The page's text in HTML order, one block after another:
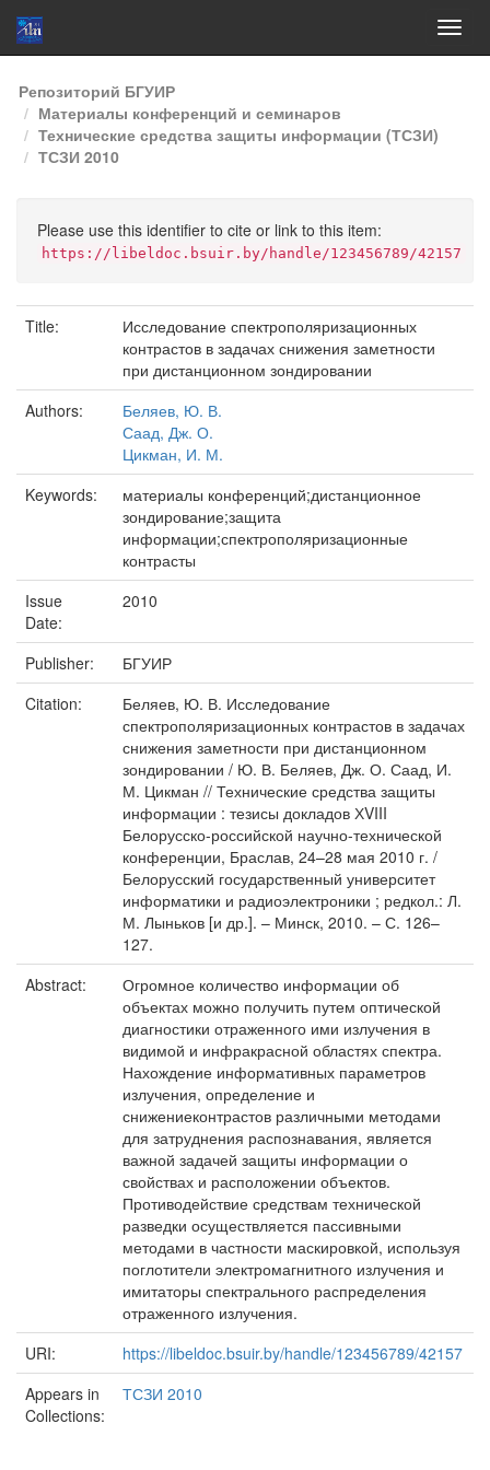
Skip
navigation
Репозиторий БГУИР
Материалы конференций и семинаров
Технические средства защиты информации (ТСЗИ)
ТСЗИ 2010
Please use this identifier to cite or link to this item:
https://libeldoc.bsuir.by/handle/123456789/42157
Title:
Исследование спектрополяризационных
контрастов в задачах снижения заметности
при дистанционном зондировании
Authors:
Беляев, Ю. В.
Саад, Дж. О.
Цикман, И. М.
Keywords:
материалы конференций;дистанционное
зондирование;защита
информации;спектрополяризационные
контрасты
Issue
Date:
2010
Publisher:
БГУИР
Citation:
Беляев, Ю. В. Исследование
спектрополяризационных контрастов в задачах
снижения заметности при дистанционном
зондировании / Ю. В. Беляев, Дж. О. Саад, И.
М. Цикман // Технические средства защиты
информации : тезисы докладов ХVIII
Белорусско-российской научно-технической
конференции, Браслав, 24–28 мая 2010 г. /
Белорусский государственный университет
информатики и радиоэлектроники ; редкол.: Л.
М. Лыньков [и др.]. – Минск, 2010. – С. 126–
127.
Abstract:
Огромное количество информации об
объектах можно получить путем оптической
диагностики отраженного ими излучения в
видимой и инфракрасной областях спектра.
Нахождение информативных параметров
излучения, определение и
снижениеконтрастов различными методами
для затруднения распознавания, является
важной задачей защиты информации о
свойствах и расположении объектов.
Противодействие средствам технической
разведки осуществляется пассивными
методами в частности маскировкой, используя
поглотители электромагнитного излучения и
имитаторы спектрального распределения
отраженного излучения.
URI:
https://libeldoc.bsuir.by/handle/123456789/42157
Appears in
Collections:
ТСЗИ 2010